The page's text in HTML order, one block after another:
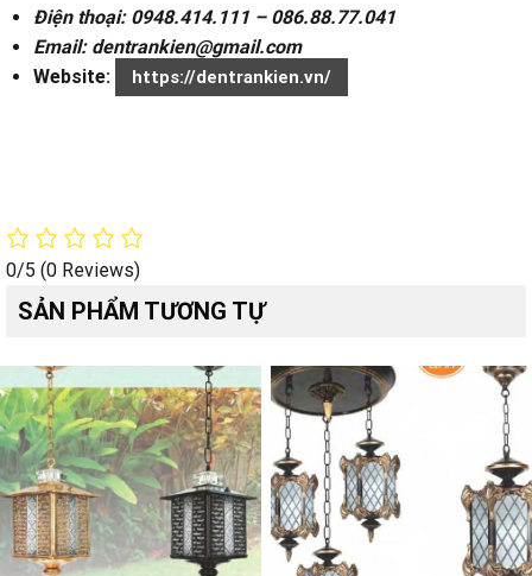
Điện thoại: 0948.414.111 – 086.88.77.041
Email: dentrankien@gmail.com
Website:
https://dentrankien.vn/
0/5 (0 Reviews)
SẢN PHẨM TƯƠNG TỰ